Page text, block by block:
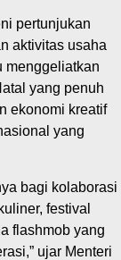
pertunjukan
aktivitas usaha
menggeliatkan
yang penuh
ekonomi kreatif
yang
bagi kolaborasi
festival
flashmob yang
ujar Menteri